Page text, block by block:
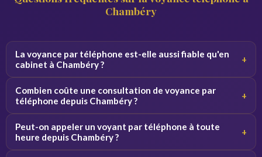
Chambéry
La voyance par téléphone est-elle aussi fiable qu'en
cabinet à Chambéry ?
+
Par téléphone, le voyant se concentre sur votre voix et
Combien coûte une consultation de voyance par
téléphone depuis Chambéry ?
+
voyant. Des premières minutes sont souvent offertes
Peut-on appeler un voyant par téléphone à toute
heure depuis Chambéry ?
+